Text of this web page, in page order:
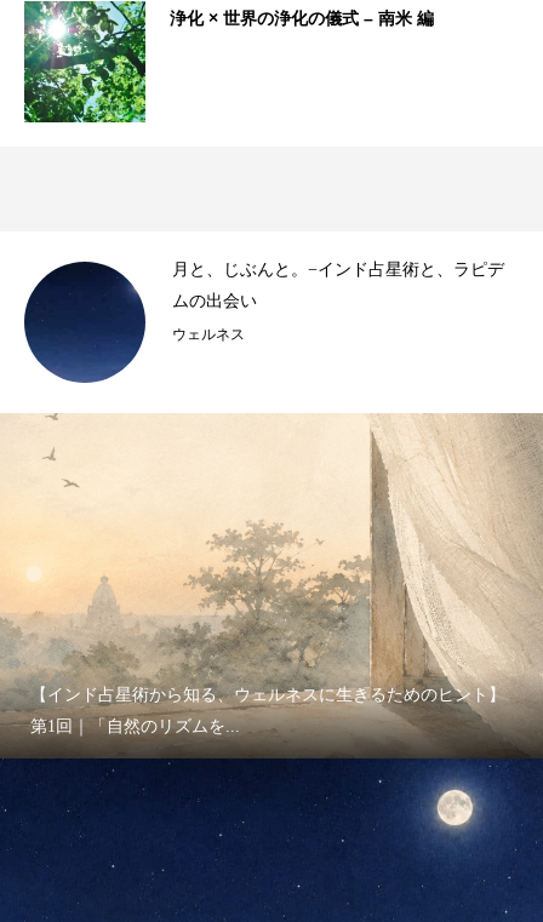
浄化 × 世界の浄化の儀式 – 南米 編
月と、じぶんと。−インド占星術と、ラピデ
ムの出会い
ウェルネス
【インド占星術から知る、ウェルネスに生きるためのヒント】
第1回｜「自然のリズムを...